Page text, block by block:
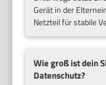
Gerät in der
Netzteil für stabile
Wie groß ist dein
Datenschutz?